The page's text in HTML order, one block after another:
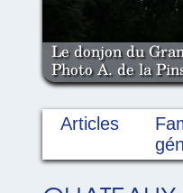
Le donjon du
Photo A. de la
Articles